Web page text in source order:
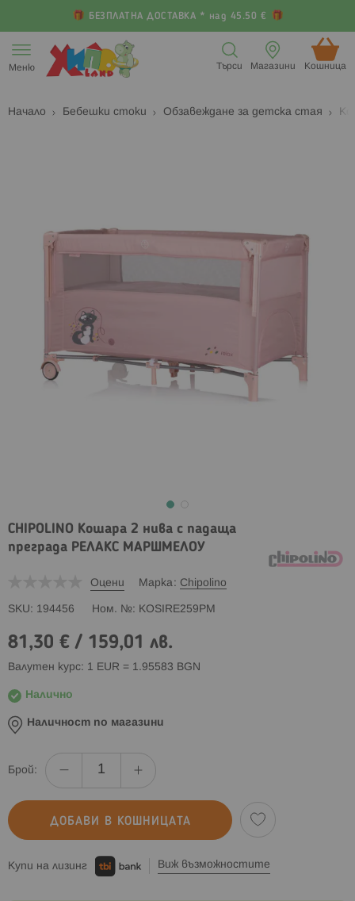
БЕЗПЛАТНА ДОСТАВКА * над 45.50 €
към
съдържанието
Меню Кошница (
Магазини
Търси
Начало Бебешки стоки Обзавеждане за детска стая
изображенията
CHIPOLINO Кошара 2 нива с падаща
преграда РЕЛАКС МАРШМЕЛОУ
Оцени Марка Chipolino
SKU 194456 Ном. № KOSIRE259PM
81,30 € / 159,01 лв.
Валутен курс: 1 EUR = 1.95583 BGN
Налично
Наличност по магазини
Брой:
ДОБАВИ В КОШНИЦАТА
Купи на лизинг Виж възможностите